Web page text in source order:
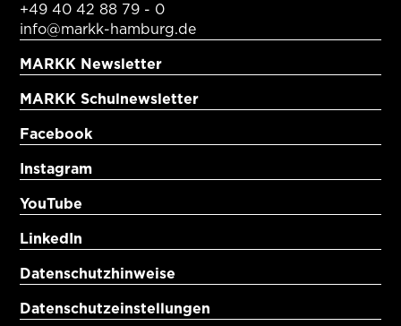
+49 40 42 88 79 - 0
info@markk-hamburg.de
MARKK Newsletter
MARKK Schulnewsletter
Facebook
Instagram
YouTube
LinkedIn
Datenschutzhinweise
Datenschutzeinstellungen